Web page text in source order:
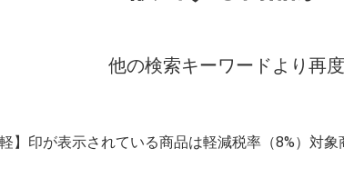
vw
le
他の検索キーワードより再
】印が表示されている商品は軽減税率（8%）対象